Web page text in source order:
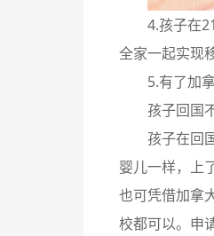
4.孩子在
全家一起实现
5.有了加
孩子回国
孩子在回
婴儿一样，上
也可凭借加拿
校都可以。申